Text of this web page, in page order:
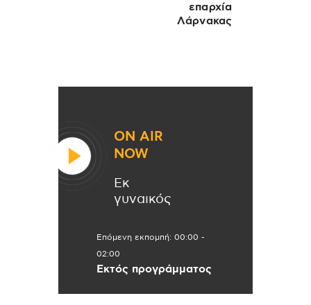
επαρχία
Λάρνακας
ON AIR
NOW
Εκ
γυναικός
Επόμενη εκπομπή: 00:00 -
02:00
Εκτός προγράμματος